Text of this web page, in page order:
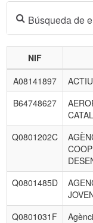
Búsqueda de
Listado
de
entidades
NIF
A08141897
B64748627
Q0801202C
Q0801485D
Q0801031F